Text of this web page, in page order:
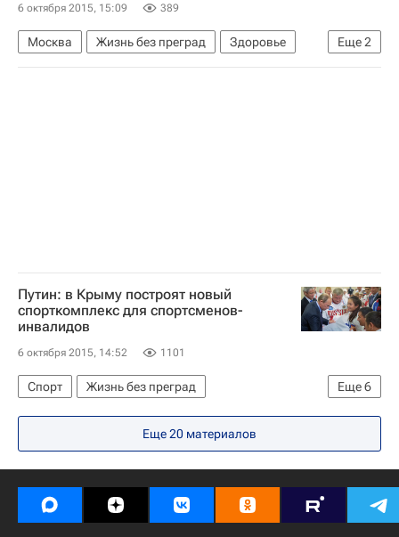
6 октября 2015, 15:09 389
Еще2
Москва Жизнь без преград
Здоровье
Детские вопросы
Путин: в Крыму построят новый
спорткомплекс для спортсменов-
инвалидов
6 октября 2015, 14:52 1101
Еще6
Спорт
Жизнь без преград
Республика Крым
Весь мир
Европа
Виталий Мутко
Еще 20 материалов